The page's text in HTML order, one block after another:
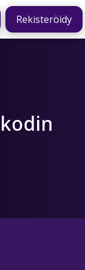
Rekisteröidy